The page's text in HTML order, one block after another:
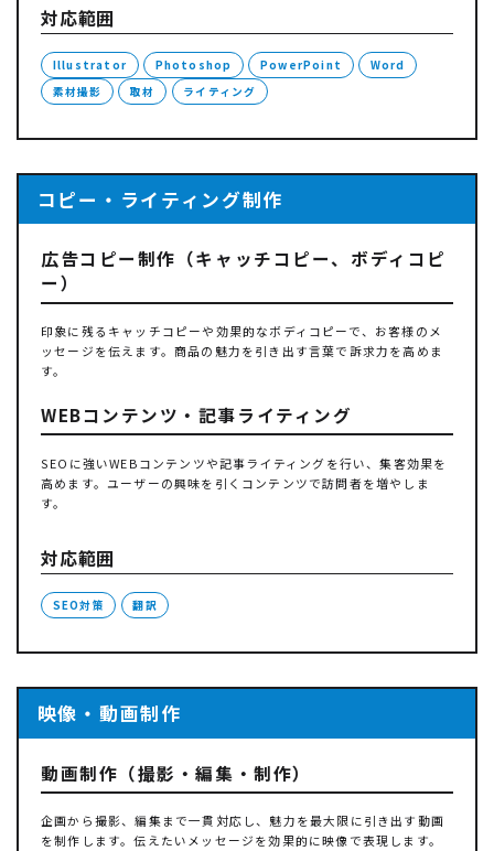
対応範囲
Illustrator Photoshop PowerPoint
Word
素材撮影
取材 ライティング
コピー・ライティング制作
広告コピー制作（キャッチコピー、ボディコピ
ー）
印象に残るキャッチコピーや効果的なボディコピーで、お客様のメ
ッセージを伝えます。商品の魅力を引き出す言葉で訴求力を高めま
す。
WEBコンテンツ・記事ライティング
SEOに強いWEBコンテンツや記事ライティングを行い、集客効果を
高めます。ユーザーの興味を引くコンテンツで訪問者を増やしま
す。
対応範囲
SEO対策 翻訳
映像・動画制作
動画制作（撮影・編集・制作）
企画から撮影、編集まで一貫対応し、魅力を最大限に引き出す動画
を制作します。伝えたいメッセージを効果的に映像で表現します。